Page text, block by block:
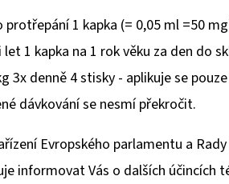
protřepání 1 kapka (= 0,05 ml =50
1 kapka na 1 rok věku za den do
3x denně 4 stisky - aplikuje se
dávkování se nesmí překročit.
Evropského parlamentu a
informovat Vás o dalších